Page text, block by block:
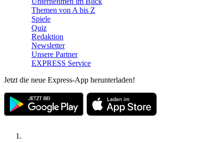
Themen von A bis Z
Spiele
Quiz
Redaktion
Newsletter
Unsere Partner
EXPRESS Service
Jetzt die neue Express-App herunterladen!